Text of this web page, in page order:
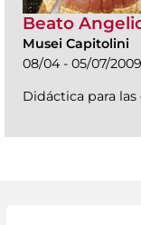
Beato
Musei Capitolini
08/04 - 05/07/2009
Didáctica para las